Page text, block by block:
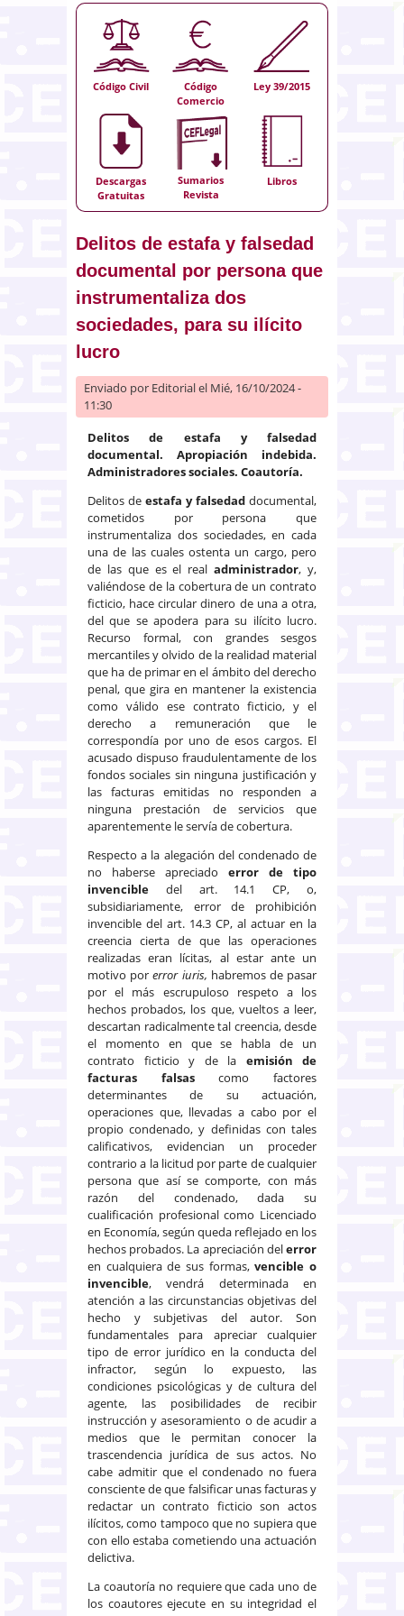
Código Civil
Código
Comercio
Ley 39/2015
Descargas
Gratuitas
Sumarios
Revista
Libros
Delitos de estafa y falsedad
documental por persona que
instrumentaliza dos
sociedades, para su ilícito
lucro
Enviado por Editorialel Mié, 16/10/2024 -
11:30
Delitos de estafa y falsedad
documental. Apropiación indebida.
Administradores sociales. Coautoría.
Delitos de estafa y falsedad documental,
cometidos por persona que
instrumentaliza dos sociedades, en cada
una de las cuales ostenta un cargo, pero
de las que es el realadministrador, y,
valiéndose de la cobertura de un contrato
ficticio, hace circular dinero de una a otra,
del que se apodera para su ilícito lucro.
Recurso formal, con grandes sesgos
mercantiles y olvido de la realidad material
que ha de primar en el ámbito del derecho
penal, que gira en mantener la existencia
como válido ese contrato ficticio, y el
derecho a remuneración que le
correspondía por uno de esos cargos. El
acusado dispuso fraudulentamente de los
fondos sociales sin ninguna justificación y
las facturas emitidas no responden a
ninguna prestación de servicios que
aparentemente le servía de cobertura.
Respecto a la alegación del condenado de
no haberse apreciado error de tipo
invencible del art. 14.1 CP, o,
subsidiariamente, error de prohibición
invencible del art. 14.3 CP, al actuar en la
creencia cierta de que las operaciones
realizadas eran lícitas, al estar ante un
motivo porerror iuris, habremos de pasar
por el más escrupuloso respeto a los
hechos probados, los que, vueltos a leer,
descartan radicalmente tal creencia, desde
el momento en que se habla de un
contrato ficticio y de la emisión de
facturas falsascomo factores
determinantes de su actuación,
operaciones que, llevadas a cabo por el
propio condenado, y definidas con tales
calificativos, evidencian un proceder
contrario a la licitud por parte de cualquier
persona que así se comporte, con más
razón del condenado, dada su
cualificación profesional como Licenciado
en Economía, según queda reflejado en los
hechos probados. La apreciación delerror
en cualquiera de sus formas,vencible o
invencible, vendrá determinada en
atención a las circunstancias objetivas del
hecho y subjetivas del autor. Son
fundamentales para apreciar cualquier
tipo de error jurídico en la conducta del
infractor, según lo expuesto, las
condiciones psicológicas y de cultura del
agente, las posibilidades de recibir
instrucción y asesoramiento o de acudir a
medios que le permitan conocer la
trascendencia jurídica de sus actos. No
cabe admitir que el condenado no fuera
consciente de que falsificar unas facturas y
redactar un contrato ficticio son actos
ilícitos, como tampoco que no supiera que
con ello estaba cometiendo una actuación
delictiva.
La coautoría no requiere que cada uno de
los coautores ejecute en su integridad el